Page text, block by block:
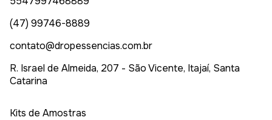
(47) 99746-8889
contato@dropessencias.com.br
R. Israel de Almeida, 207 - São Vicente, Itajaí, Santa
Catarina
Kits de Amostras